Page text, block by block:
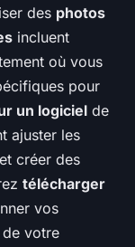
des photos
incluent
où vous
pour
un logiciel de
ajuster les
créer des
télécharger
vos
de votre